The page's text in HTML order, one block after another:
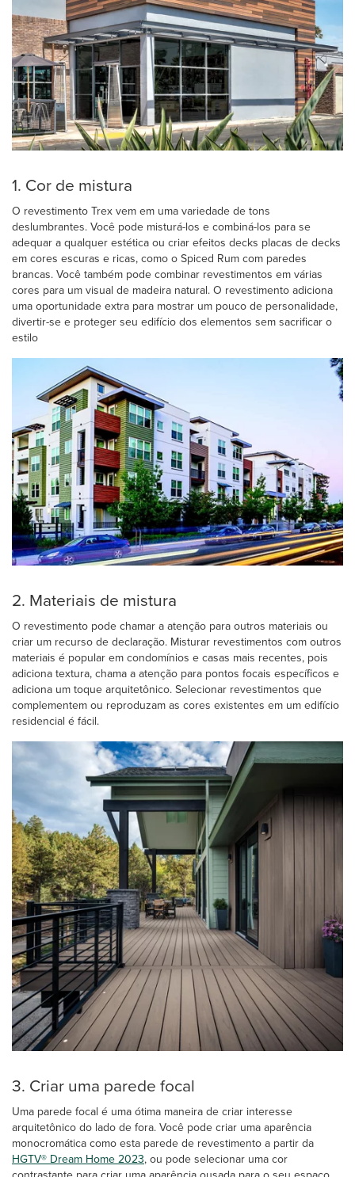
1. Cor de mistura
O revestimento Trex vem em uma variedade de tons
deslumbrantes. Você pode misturá-los e combiná-los para se
adequar a qualquer estética ou criar efeitos decks placas de decks
em cores escuras e ricas, como o Spiced Rum com paredes
brancas. Você também pode combinar revestimentos em várias
cores para um visual de madeira natural. O revestimento adiciona
uma oportunidade extra para mostrar um pouco de personalidade,
divertir-se e proteger seu edifício dos elementos sem sacrificar o
estilo
2. Materiais de mistura
O revestimento pode chamar a atenção para outros materiais ou
criar um recurso de declaração. Misturar revestimentos com outros
materiais é popular em condomínios e casas mais recentes, pois
adiciona textura, chama a atenção para pontos focais específicos e
adiciona um toque arquitetônico. Selecionar revestimentos que
complementem ou reproduzam as cores existentes em um edifício
residencial é fácil.
3. Criar uma parede focal
Uma parede focal é uma ótima maneira de criar interesse
arquitetônico do lado de fora. Você pode criar uma aparência
monocromática como esta parede de revestimento a partir da
HGTV® Dream Home 2023, ou pode selecionar uma cor